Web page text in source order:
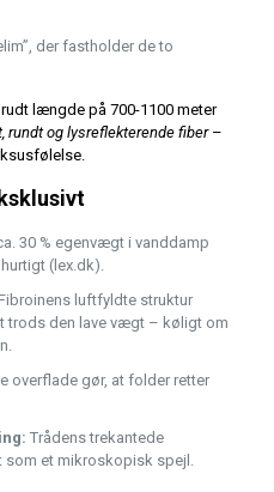
der fastholder de to
længde på 700-1100 meter
rundt og lysreflekterende fiber–
30 % egenvægt i vanddamp
(lex.dk).
luftfyldte struktur
trods den lave vægt – køligt om
overflade gør, at folder retter
Trådens trekantede
som et mikroskopisk spejl.